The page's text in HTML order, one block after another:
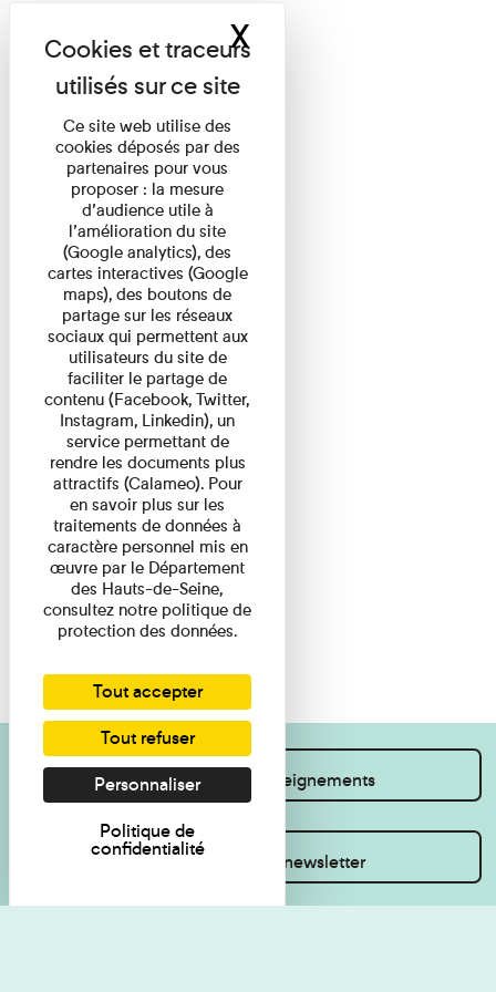
Je souhaite des renseignements
Inscrivez-vous à la newsletter
Ce site web utilise des
cookies déposés par des
partenaires pour vous
proposer : la mesure
d’audience utile à
l’amélioration du site
(Google analytics), des
cartes interactives (Google
maps), des boutons de
partage sur les réseaux
sociaux qui permettent aux
utilisateurs du site de
faciliter le partage de
contenu (Facebook, Twitter,
Instagram, Linkedin), un
service permettant de
rendre les documents plus
attractifs (Calameo). Pour
en savoir plus sur les
traitements de données à
caractère personnel mis en
œuvre par le Département
des Hauts-de-Seine,
consultez notre politique de
protection des données.
Tout accepter
Tout refuser
Personnaliser
Politique de
confidentialité
XMasquer le